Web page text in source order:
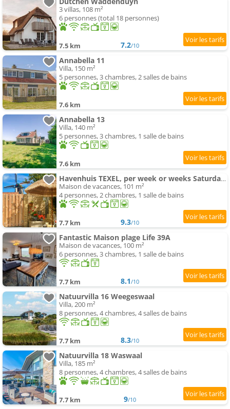
3 villas, 108 m²
6 personnes (total 18 personnes)
7.5 km 7.2/10
Annabella 11
Villa, 150 m²
5 personnes, 3 chambres, 2 salles de bains
7.6 km
Annabella 13
Villa, 140 m²
5 personnes, 3 chambres, 1 salle de bains
7.6 km
Havenhuis TEXEL, per week or weeks Saturday-Saturday
Maison de vacances, 101 m²
4 personnes, 2 chambres, 1 salle de bains
7.7 km 9.3/10
Fantastic Maison plage Life 39A
Maison de vacances, 100 m²
6 personnes, 3 chambres, 1 salle de bains
7.7 km 8.1/10
Natuurvilla 16 Weegeswaal
Villa, 200 m²
8 personnes, 4 chambres, 4 salles de bains
7.7 km 8.3/10
Natuurvilla 18 Waswaal
Villa, 185 m²
8 personnes, 4 chambres, 4 salles de bains
7.7 km 9/10